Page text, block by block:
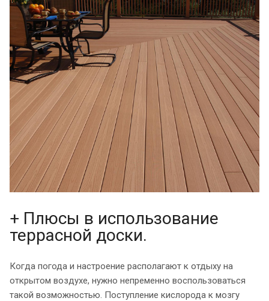
+ Плюсы в использование
террасной доски.
Когда погода и настроение располагают к отдыху на
открытом воздухе, нужно непременно воспользоваться
такой возможностью. Поступление кислорода к мозгу